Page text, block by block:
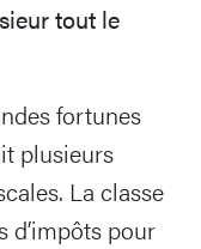
tout le
fortunes
plusieurs
La classe
d’impôts pour